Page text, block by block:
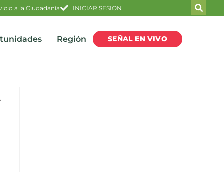
a la Ciudadanía INICIAR SESION
Región SEÑAL EN VIVO